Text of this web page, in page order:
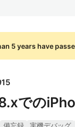
5 years have
での
備忘録 実機デバッグ